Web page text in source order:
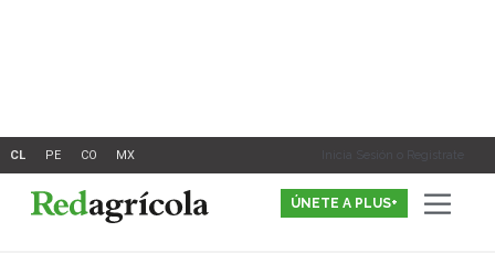
Inicia Sesión o Registrate
ÚNETE A PLUS+